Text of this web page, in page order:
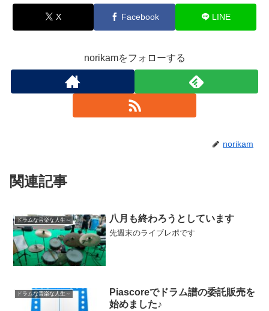
X Facebook LINE
norikamをフォローする
norikam
関連記事
ドラムな音楽な人生～ 八月も終わろうとしています
先週末のライブレポです
ドラムな音楽な人生～
Piascoreでドラム譜の委託販売を
始めました♪